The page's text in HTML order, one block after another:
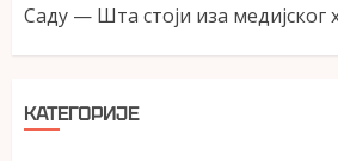
Саду — Шта стоји иза медијског
КАТЕГОРИЈЕ